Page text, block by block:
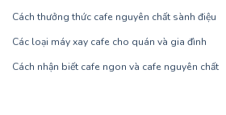
Cách thưởng thức cafe nguyên chất sành điệu
Các loại máy xay cafe cho quán và gia đình
Cách nhận biết cafe ngon và cafe nguyên chất